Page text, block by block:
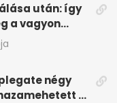
után: így
a vagyon
négy
a